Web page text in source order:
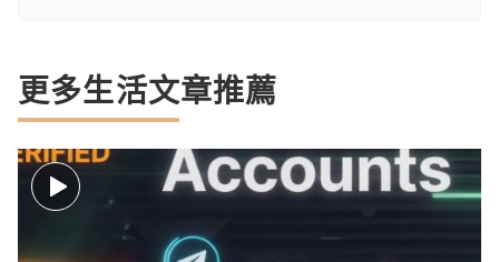
更多生活文章推薦